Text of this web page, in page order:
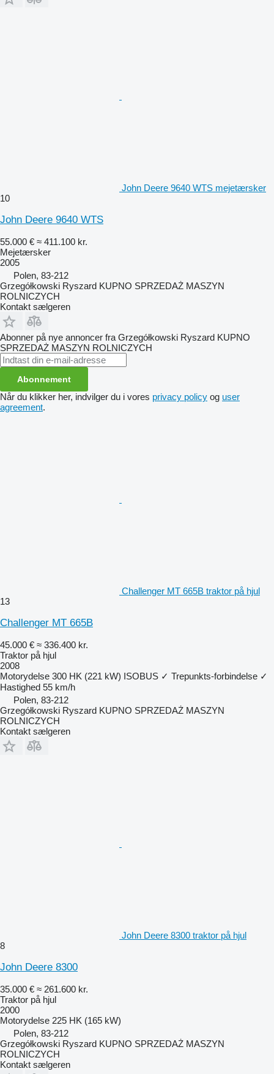
John Deere 9640 WTS mejetærsker
10
John Deere 9640 WTS
55.000 € ≈ 411.100 kr.
Mejetærsker
2005
Polen, 83-212
Grzegółkowski Ryszard KUPNO SPRZEDAŻ MASZYN
ROLNICZYCH
Kontakt sælgeren
Abonner på nye annoncer fra Grzegółkowski Ryszard KUPNO
SPRZEDAŻ MASZYN ROLNICZYCH
Abonnement
Når du klikker her, indvilger du i vores privacy policy og user
agreement.
Challenger MT 665B traktor på hjul
13
Challenger MT 665B
45.000 € ≈ 336.400 kr.
Traktor på hjul
2008
Motorydelse 300 HK (221 kW) ISOBUS ✓ Trepunkts-forbindelse ✓
Hastighed 55 km/h
Polen, 83-212
Grzegółkowski Ryszard KUPNO SPRZEDAŻ MASZYN
ROLNICZYCH
Kontakt sælgeren
John Deere 8300 traktor på hjul
8
John Deere 8300
35.000 € ≈ 261.600 kr.
Traktor på hjul
2000
Motorydelse 225 HK (165 kW)
Polen, 83-212
Grzegółkowski Ryszard KUPNO SPRZEDAŻ MASZYN
ROLNICZYCH
Kontakt sælgeren